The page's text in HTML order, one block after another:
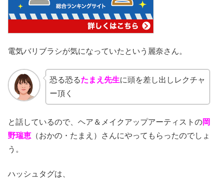
電気バリブラシが気になっていたという麗奈さん。
恐る恐るたまえ先生に頭を差し出しレクチャ
ー頂く
と話しているので、ヘア＆メイクアップアーティストの岡
野瑞恵 （おかの・たまえ）さんにやってもらったのでしょ
う。
ハッシュタグは、